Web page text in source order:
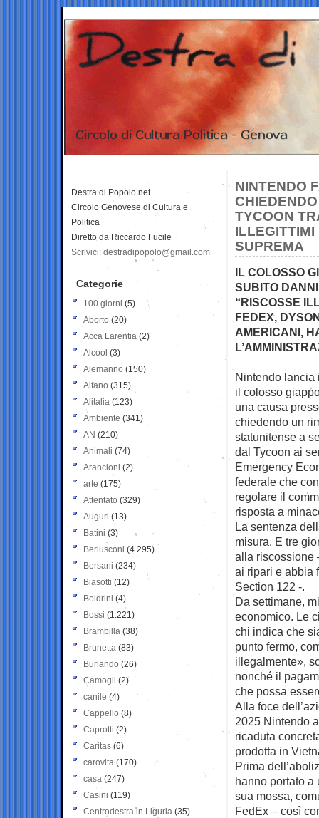
NINTENDO
TYCOON
ILLEGITTIMI
SUPREMA
IL COLOSSO
SUBITO
“RISCOSSE
FEDEX,
AMERICANI,
Nintendo lancia
il colosso
una causa
chiedendo un
statunitense a
dal Tycoon ai
Emergency
federale che
regolare il
risposta a
La sentenza
misura. E tre
alla riscossione
ai ripari e abbia
Section 122 -.
Da settimane,
economico. Le
chi indica che
punto fermo,
illegalmente»,
nonché il
che possa
Alla foce
2025 Nintendo
ricaduta
prodotta in
Prima
hanno portato
sua mossa,
FedEx – così
Destra di Popolo.net
Circolo Genovese di Cultura e
Politica
Diretto da Riccardo Fucile
Scrivici: destradipopolo@gmail.com
Categorie
100 giorni (5)
Aborto (20)
Acca Larentia (2)
Alcool (3)
Alemanno (150)
Alfano (315)
Alitalia (123)
Ambiente (341)
AN (210)
Animali (74)
Arancioni (2)
arte (175)
Attentato (329)
Auguri (13)
Batini (3)
Berlusconi (4.295)
Bersani (234)
Biasotti (12)
Boldrini (4)
Bossi (1.221)
Brambilla (38)
Brunetta (83)
Burlando (26)
Camogli (2)
canile (4)
Cappello (8)
Caprotti (2)
Caritas (6)
carovita (170)
casa (247)
Casini (119)
Centrodestra in Liguria (35)